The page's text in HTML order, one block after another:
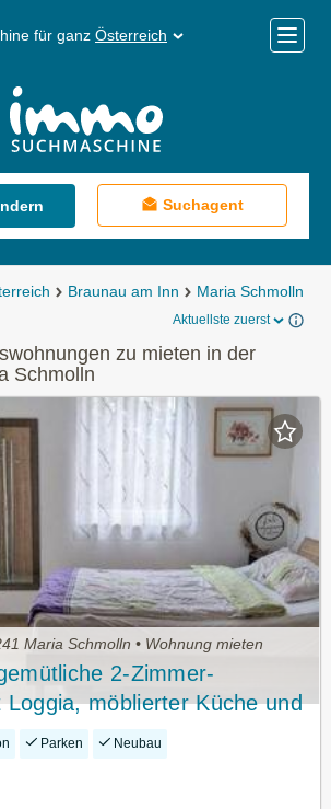
für ganz Österreich
Menü
Suchagent
Braunau am Inn Maria Schmolln
Aktuellste zuerst
zu mieten in der
Schmolln
Maria Schmolln • Wohnung mieten
2-Zimmer-
Loggia, möblierter Küche und
in Maria Schmolln
Parken Neubau